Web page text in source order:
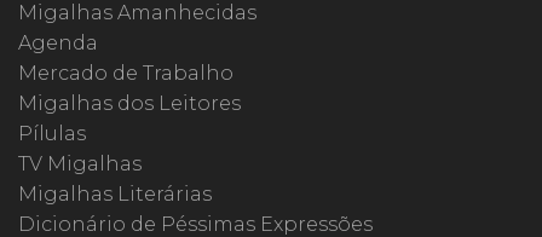
Migalhas Amanhecidas
Agenda
Mercado de Trabalho
Migalhas dos Leitores
Pílulas
TV Migalhas
Migalhas Literárias
Dicionário de Péssimas Expressões